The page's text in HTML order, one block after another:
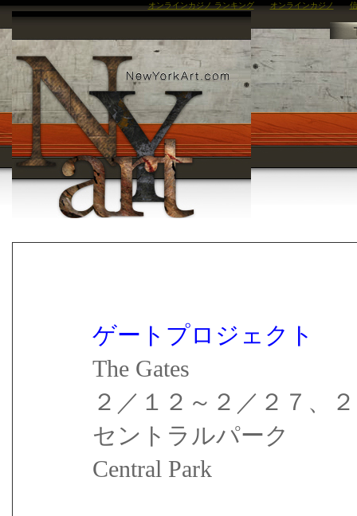
オンラインカジノ ランキング オンラインカジノ
ゲートプロジェクト
The Gates
２／１２～２／２７、
セントラルパーク
Central Park